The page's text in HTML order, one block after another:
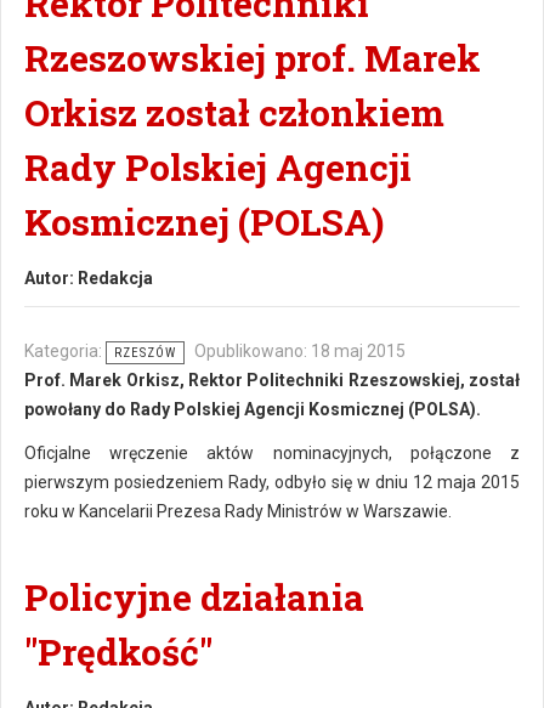
Rzeszowskiej prof. Marek
Orkisz został członkiem
Rady Polskiej Agencji
Kosmicznej (POLSA)
Autor: Redakcja
Kategoria: RZESZÓW
Opublikowano: 18 maj 2015
Prof. Marek Orkisz, Rektor Politechniki Rzeszowskiej, został
powołany do Rady Polskiej Agencji Kosmicznej (POLSA).
Oficjalne wręczenie aktów nominacyjnych, połączone z
pierwszym posiedzeniem Rady, odbyło się w dniu 12 maja 2015
roku w Kancelarii Prezesa Rady Ministrów w Warszawie.
Policyjne działania
"Prędkość"